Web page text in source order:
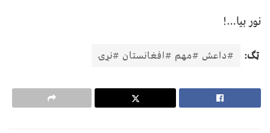
نور بيا…!
ټګ: #داعش #مهم #افغانستان #نړۍ